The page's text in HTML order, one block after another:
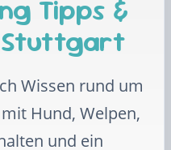
Tipps &
Stuttgart
Wissen rund um
Hund, Welpen,
und ein